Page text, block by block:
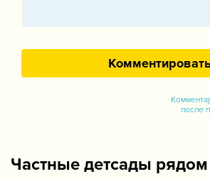
после
Частные детсады рядом